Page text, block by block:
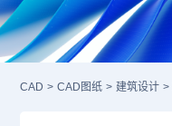
CAD > CAD图纸 > 建筑设计 >